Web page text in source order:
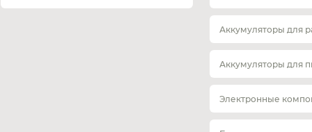
Аккумуляторы для
Аккумуляторы для